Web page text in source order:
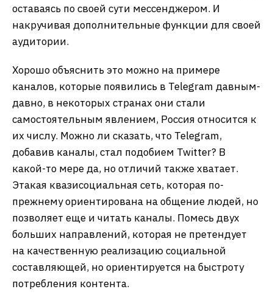
оставаясь по своей сути мессенджером. И
накручивая дополнительные функции для своей
аудитории.
Хорошо объяснить это можно на примере
каналов, которые появились в Telegram давным-
давно, в некоторых странах они стали
самостоятельным явлением, Россия относится к
их числу. Можно ли сказать, что Telegram,
добавив каналы, стал подобием Twitter? В
какой-то мере да, но отличий также хватает.
Этакая квазисоциальная сеть, которая по-
прежнему ориентирована на общение людей, но
позволяет еще и читать каналы. Помесь двух
больших направлений, которая не претендует
на качественную реализацию социальной
составляющей, но ориентируется на быстроту
потребления контента.